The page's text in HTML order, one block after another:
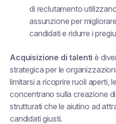
di reclutamento
assunzione per
candidati e ridurre i
Acquisizione di talenti è
strategica per le
limitarsi a ricoprire ruoli aperti,
concentrano sulla creazione
strutturati che le aiutino ad
candidati giusti.